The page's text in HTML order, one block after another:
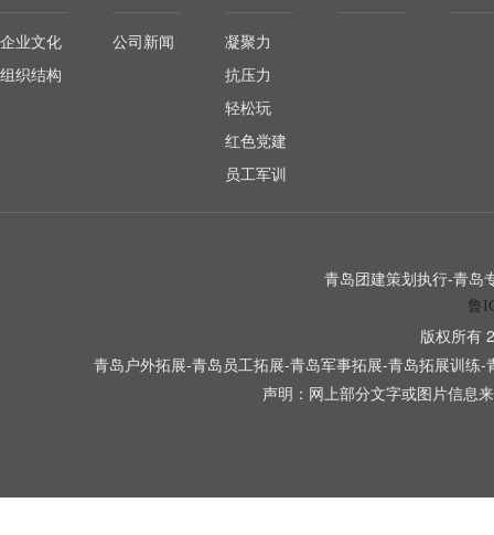
企业文化
组织结构
公司新闻
凝聚力
抗压力
轻松玩
红色党建
员工军训
青岛团建策划执行-青岛
鲁
版权所有
青岛户外拓展-青岛员工拓展-青岛军事拓展-青岛拓展训练
声明：网上部分文字或图片信息